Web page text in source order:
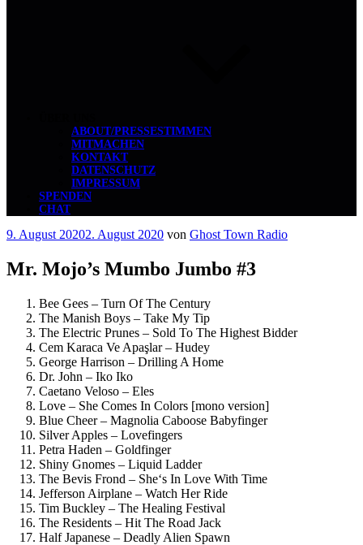
ABOUT/PRESSESTIMMEN
MITMACHEN
KONTAKT
DATENSCHUTZ
IMPRESSUM
SPENDEN
CHAT
Veröffentlicht
9. August 20202. August 2020 von Ghost Town Radio
Mr. Mojo’s Mumbo Jumbo #3
Bee Gees – Turn Of The Century
The Manish Boys – Take My Tip
The Electric Prunes – Sold To The Highest Bidder
Cem Karaca Ve Apaşlar – Hudey
George Harrison – Drilling A Home
Dr. John – Iko Iko
Caetano Veloso – Eles
Love – She Comes In Colors [mono version]
Blue Cheer – Magnolia Caboose Babyfinger
Silver Apples – Lovefingers
Petra Haden – Goldfinger
Shiny Gnomes – Liquid Ladder
The Bevis Frond – She‘s In Love With Time
Jefferson Airplane – Watch Her Ride
Tim Buckley – The Healing Festival
The Residents – Hit The Road Jack
Half Japanese – Deadly Alien Spawn